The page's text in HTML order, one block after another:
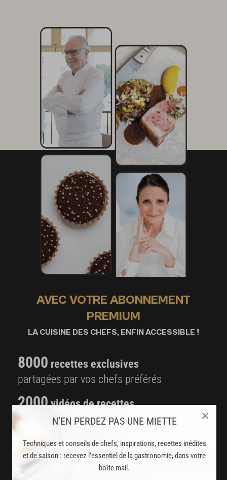
N’EN PERDEZ PAS UNE MIETTE
Techniques et conseils de chefs, inspirations, recettes inédites
et de saison : recevez l’essentiel de la gastronomie, dans votre
boîte mail.
×
AVEC VOTRE ABONNEMENT
PREMIUM
LA CUISINE DES CHEFS, ENFIN ACCESSIBLE !
8000 recettes exclusives
partagées par vos chefs préférés
2000vidéos de recettes
et techniques de cuisine et pâtisserie
Des nouveautés
disponibles chaque semaine